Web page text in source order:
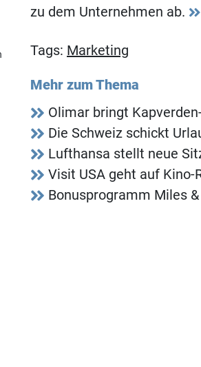
zu dem Unternehmen ab.
Tags: Marketing
Mehr zum Thema
Olimar bringt
Die Schweiz schickt
Lufthansa stellt neue
Visit USA geht auf Kino-
Bonusprogramm Miles